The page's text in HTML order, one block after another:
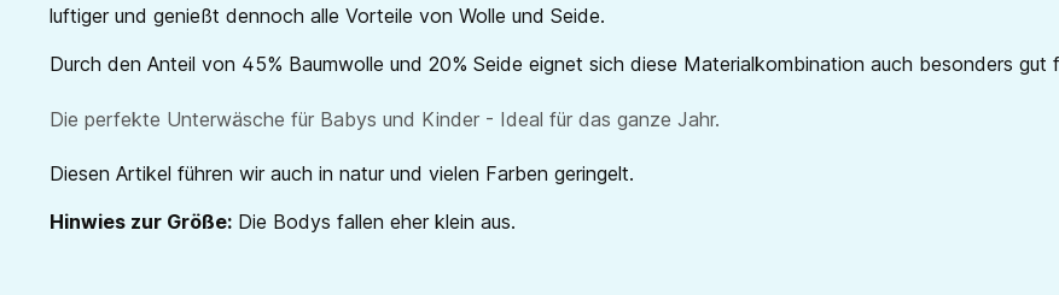
luftiger und genießt dennoch alle Vorteile von Wolle und Seide.
Durch den Anteil von 45% Baumwolle und 20% Seide eignet sich diese Materialkombination auch besonders gut
Die perfekte Unterwäsche für Babys und Kinder - Ideal für das ganze Jahr.
Diesen Artikel führen wir auch in natur und vielen Farben geringelt.
Hinwies zur Größe: Die Bodys fallen eher klein aus.